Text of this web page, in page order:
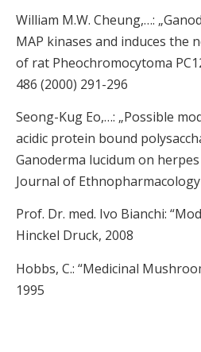
William M.W. Cheung,…:
MAP kinases and induces the
of rat Pheochromocytoma
486 (2000) 291-296
Seong-Kug Eo,…: „Possible
acidic protein bound
Ganoderma lucidum on herpes
Journal of Ethnopharmacology
Prof. Dr. med. Ivo Bianchi:
Hinckel Druck, 2008
Hobbs, C.: “Medicinal
1995